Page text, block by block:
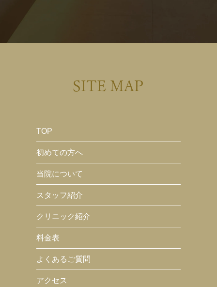
SITE MAP
TOP
初めての方へ
当院について
スタッフ紹介
クリニック紹介
料金表
よくあるご質問
アクセス